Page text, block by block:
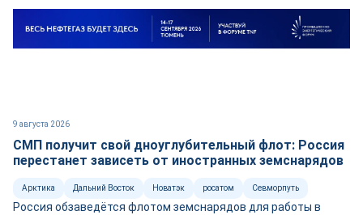
9 августа 2026
СМП получит свой дноуглубительный флот: Россия
перестанет зависеть от иностранных земснарядов
Арктика Дальний Восток Новатэк росатом Севморпуть
Россия обзаведётся флотом земснарядов для работы в